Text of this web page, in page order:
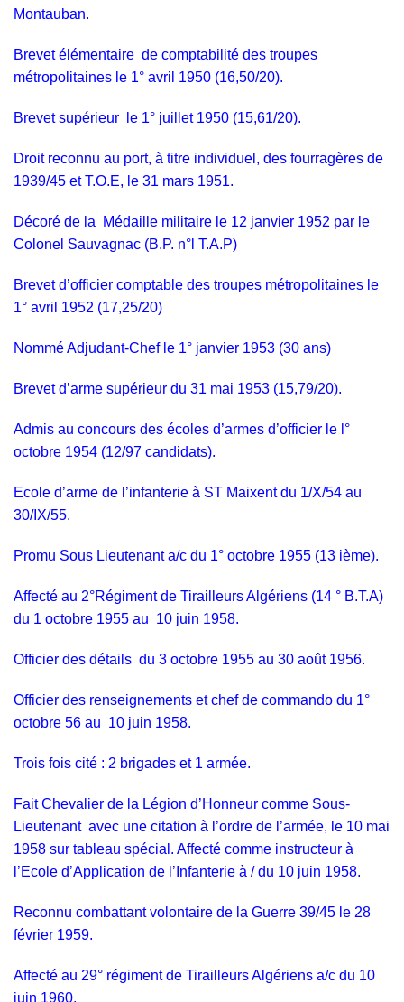
Montauban.
Brevet élémentaire de comptabilité des troupes
métropolitaines le 1° avril 1950 (16,50/20).
Brevet supérieur le 1° juillet 1950 (15,61/20).
Droit reconnu au port, à titre individuel, des fourragères de
1939/45 et T.O.E, le 31 mars 1951.
Décoré de la Médaille militaire le 12 janvier 1952 par le
Colonel Sauvagnac (B.P. n°l T.A.P)
Brevet d’officier comptable des troupes métropolitaines le
1° avril 1952 (17,25/20)
Nommé Adjudant-Chef le 1° janvier 1953 (30 ans)
Brevet d’arme supérieur du 31 mai 1953 (15,79/20).
Admis au concours des écoles d’armes d’officier le l°
octobre 1954 (12/97 candidats).
Ecole d’arme de l’infanterie à ST Maixent du 1/X/54 au
30/IX/55.
Promu Sous Lieutenant a/c du 1° octobre 1955 (13 ième).
Affecté au 2°Régiment de Tirailleurs Algériens (14 ° B.T.A)
du 1 octobre 1955 au 10 juin 1958.
Officier des détails du 3 octobre 1955 au 30 août 1956.
Officier des renseignements et chef de commando du 1°
octobre 56 au 10 juin 1958.
Trois fois cité : 2 brigades et 1 armée.
Fait Chevalier de la Légion d’Honneur comme Sous-
Lieutenant avec une citation à l’ordre de l’armée, le 10 mai
1958 sur tableau spécial. Affecté comme instructeur à
l’Ecole d’Application de l’Infanterie à / du 10 juin 1958.
Reconnu combattant volontaire de la Guerre 39/45 le 28
février 1959.
Affecté au 29° régiment de Tirailleurs Algériens a/c du 10
juin 1960.